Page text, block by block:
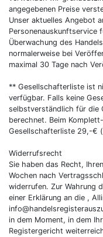
angegebenen Preise
Unser aktuelles Angebot
Personenauskunftservice
Überwachung des
normalerweise bei
maximal 30 Tage nach
** Gesellschafterliste ist
verfügbar. Falls keine
selbstverständlich für die
berechnet. Beim
Gesellschafterliste 29,-€
Widerrufsrecht
Sie haben das Recht,
Wochen nach
widerrufen. Zur Wahrung
einer Erklärung an die ,
in dem Moment, in dem
Registergericht